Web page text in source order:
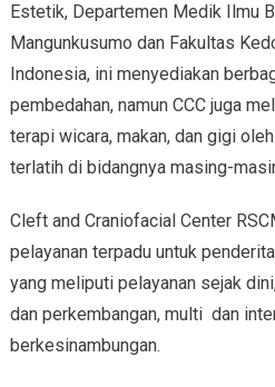
Estetik, Departemen Medik Ilmu
Mangunkusumo dan Fakultas
Indonesia, ini menyediakan
pembedahan, namun CCC juga
terapi wicara, makan, dan gigi
terlatih di bidangnya masing-
Cleft and Craniofacial Center
pelayanan terpadu untuk
yang meliputi pelayanan sejak
dan perkembangan, multi dan
berkesinambungan.